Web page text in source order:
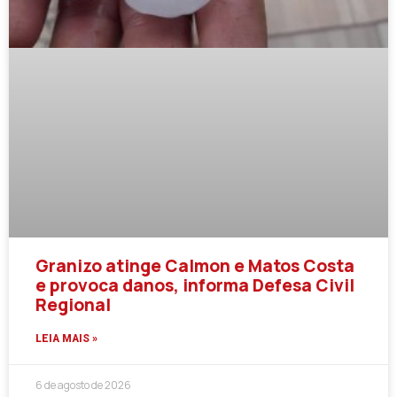
Granizo atinge Calmon e Matos Costa
e provoca danos, informa Defesa Civil
Regional
LEIA MAIS »
6 de agosto de 2026